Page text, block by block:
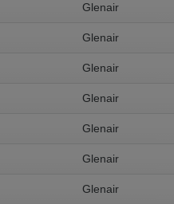
Glenair
Glenair
Glenair
Glenair
Glenair
Glenair
Glenair